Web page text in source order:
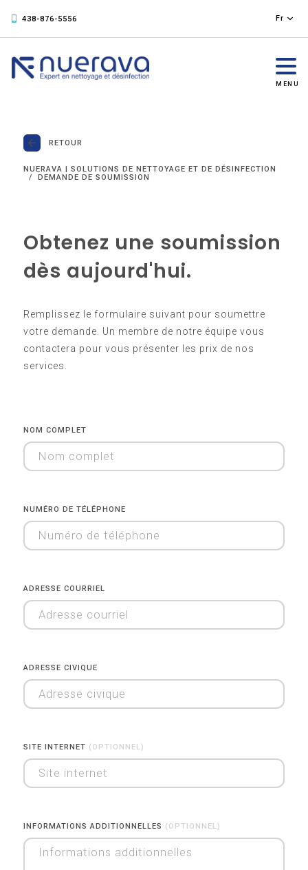
438-876-5556 Fr
MENU
RETOUR
NUERAVA | SOLUTIONS DE NETTOYAGE ET DE DÉSINFECTION
DEMANDE DE SOUMISSION
Obtenez une soumission
dès aujourd'hui.
Remplissez le formulaire suivant pour soumettre
votre demande. Un membre de notre équipe vous
contactera pour vous présenter les prix de nos
services.
NOM COMPLET
NUMÉRO DE TÉLÉPHONE
ADRESSE COURRIEL
ADRESSE CIVIQUE
SITE INTERNET (OPTIONNEL)
INFORMATIONS ADDITIONNELLES (OPTIONNEL)